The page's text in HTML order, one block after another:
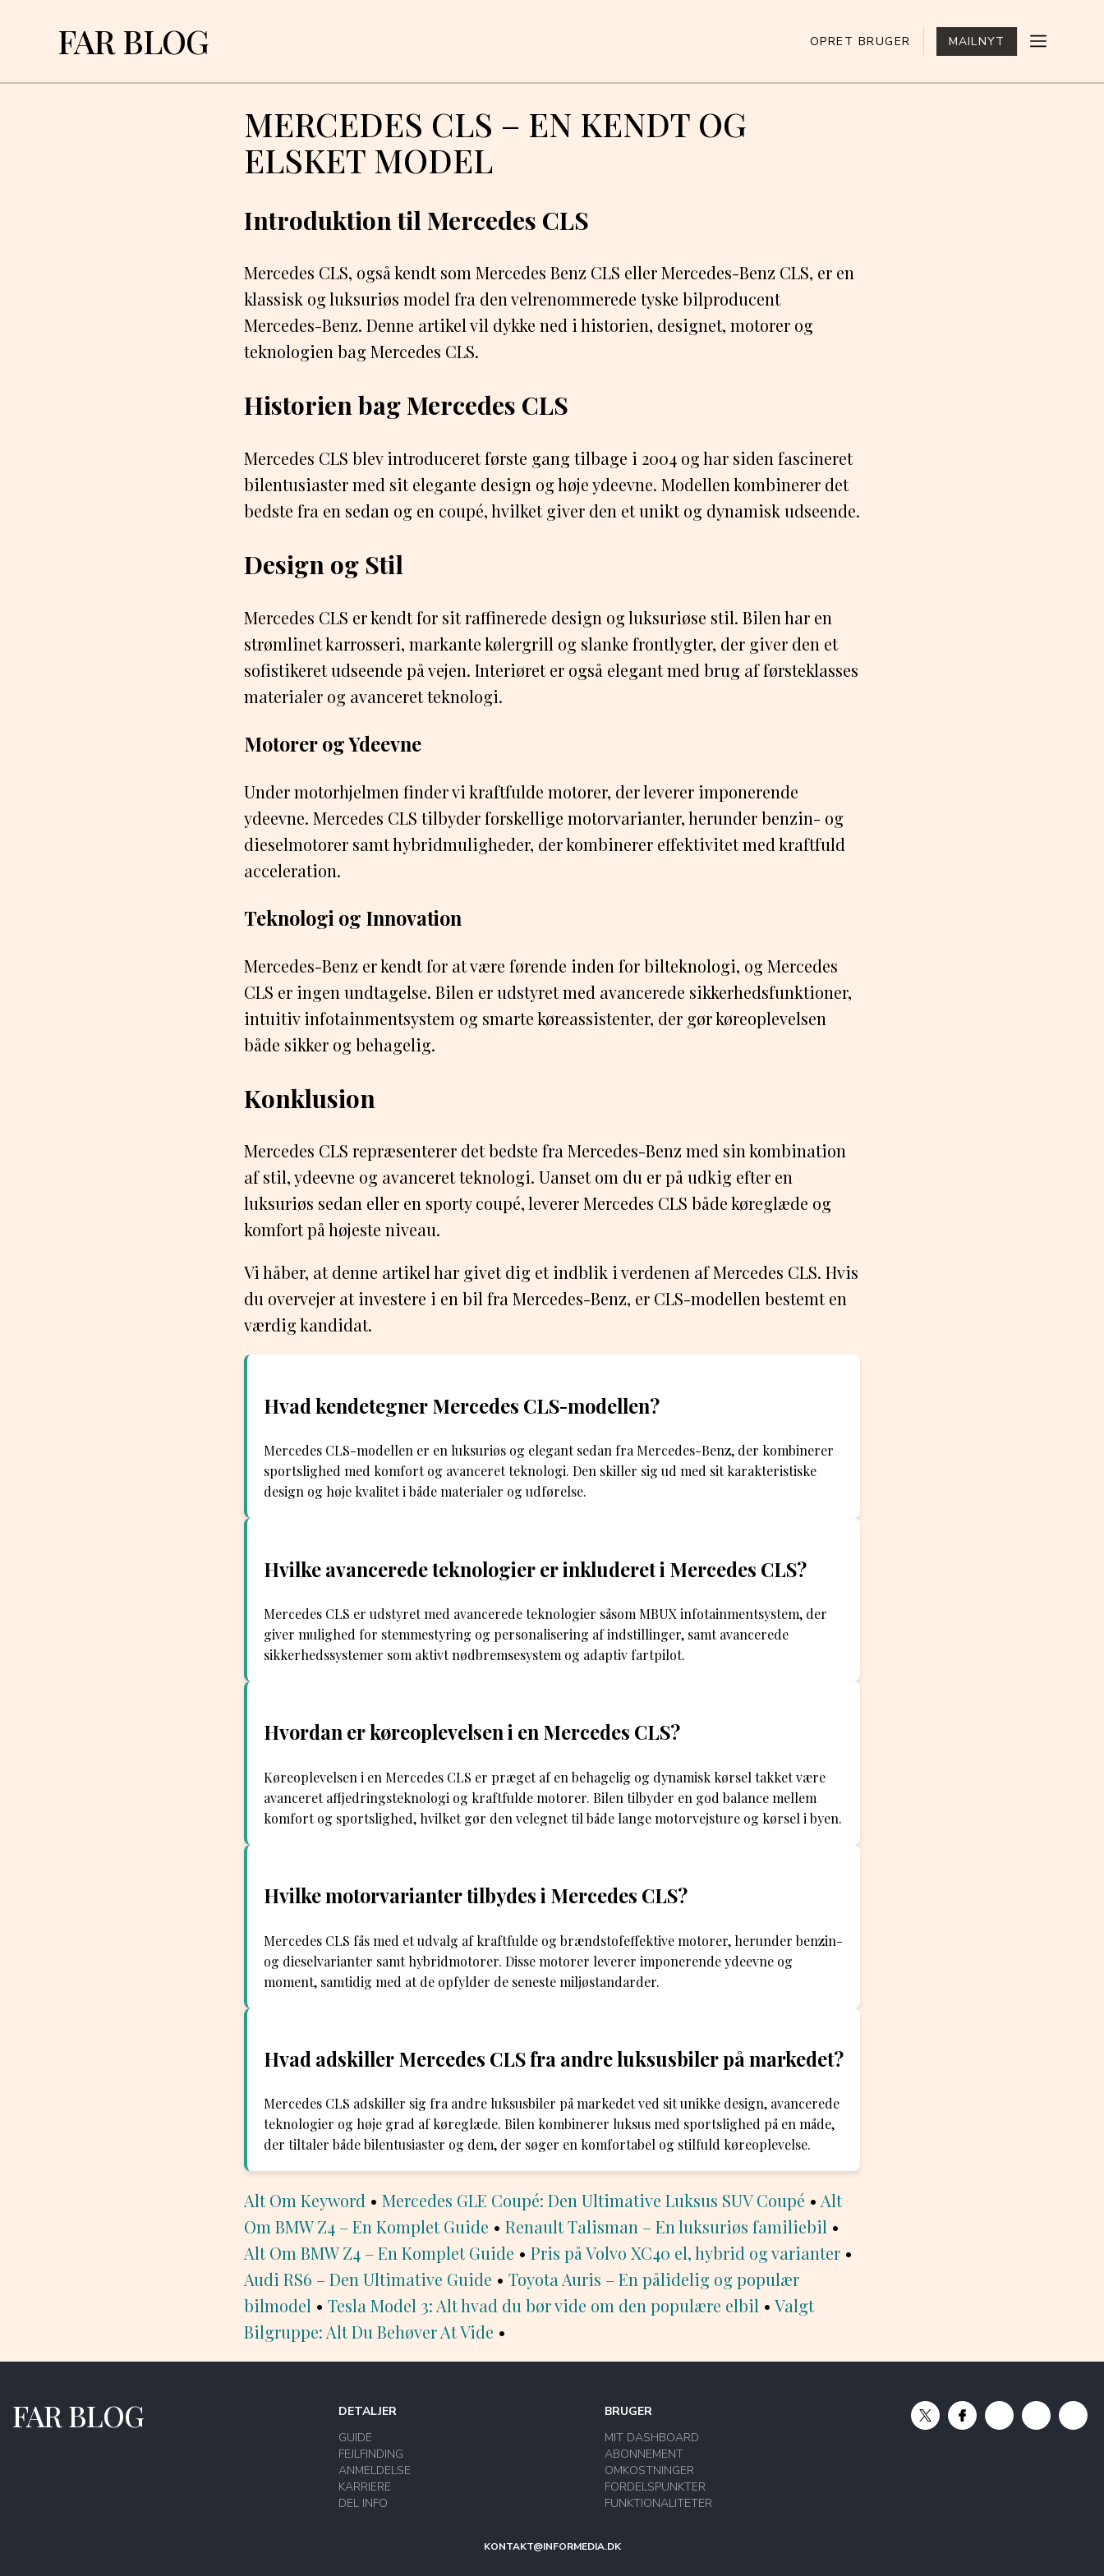
FAR BLOG OPRET BRUGER MAILNYT
MERCEDES CLS – EN KENDT OG
ELSKET MODEL
Introduktion til Mercedes CLS
Mercedes CLS, også kendt som Mercedes Benz CLS eller Mercedes-Benz CLS, er en
klassisk og luksuriøs model fra den velrenommerede tyske bilproducent
Mercedes-Benz. Denne artikel vil dykke ned i historien, designet, motorer og
teknologien bag Mercedes CLS.
Historien bag Mercedes CLS
Mercedes CLS blev introduceret første gang tilbage i 2004 og har siden fascineret
bilentusiaster med sit elegante design og høje ydeevne. Modellen kombinerer det
bedste fra en sedan og en coupé, hvilket giver den et unikt og dynamisk udseende.
Design og Stil
Mercedes CLS er kendt for sit raffinerede design og luksuriøse stil. Bilen har en
strømlinet karrosseri, markante kølergrill og slanke frontlygter, der giver den et
sofistikeret udseende på vejen. Interiøret er også elegant med brug af førsteklasses
materialer og avanceret teknologi.
Motorer og Ydeevne
Under motorhjelmen finder vi kraftfulde motorer, der leverer imponerende
ydeevne. Mercedes CLS tilbyder forskellige motorvarianter, herunder benzin- og
dieselmotorer samt hybridmuligheder, der kombinerer effektivitet med kraftfuld
acceleration.
Teknologi og Innovation
Mercedes-Benz er kendt for at være førende inden for bilteknologi, og Mercedes
CLS er ingen undtagelse. Bilen er udstyret med avancerede sikkerhedsfunktioner,
intuitiv infotainmentsystem og smarte køreassistenter, der gør køreoplevelsen
både sikker og behagelig.
Konklusion
Mercedes CLS repræsenterer det bedste fra Mercedes-Benz med sin kombination
af stil, ydeevne og avanceret teknologi. Uanset om du er på udkig efter en
luksuriøs sedan eller en sporty coupé, leverer Mercedes CLS både køreglæde og
komfort på højeste niveau.
Vi håber, at denne artikel har givet dig et indblik i verdenen af Mercedes CLS. Hvis
du overvejer at investere i en bil fra Mercedes-Benz, er CLS-modellen bestemt en
værdig kandidat.
Hvad kendetegner Mercedes CLS-modellen?
Mercedes CLS-modellen er en luksuriøs og elegant sedan fra Mercedes-Benz, der kombinerer
sportslighed med komfort og avanceret teknologi. Den skiller sig ud med sit karakteristiske
design og høje kvalitet i både materialer og udførelse.
Hvilke avancerede teknologier er inkluderet i Mercedes CLS?
Mercedes CLS er udstyret med avancerede teknologier såsom MBUX infotainmentsystem, der
giver mulighed for stemmestyring og personalisering af indstillinger, samt avancerede
sikkerhedssystemer som aktivt nødbremsesystem og adaptiv fartpilot.
Hvordan er køreoplevelsen i en Mercedes CLS?
Køreoplevelsen i en Mercedes CLS er præget af en behagelig og dynamisk kørsel takket være
avanceret affjedringsteknologi og kraftfulde motorer. Bilen tilbyder en god balance mellem
komfort og sportslighed, hvilket gør den velegnet til både lange motorvejsture og kørsel i byen.
Hvilke motorvarianter tilbydes i Mercedes CLS?
Mercedes CLS fås med et udvalg af kraftfulde og brændstofeffektive motorer, herunder benzin-
og dieselvarianter samt hybridmotorer. Disse motorer leverer imponerende ydeevne og
moment, samtidig med at de opfylder de seneste miljøstandarder.
Hvad adskiller Mercedes CLS fra andre luksusbiler på markedet?
Mercedes CLS adskiller sig fra andre luksusbiler på markedet ved sit unikke design, avancerede
teknologier og høje grad af køreglæde. Bilen kombinerer luksus med sportslighed på en måde,
der tiltaler både bilentusiaster og dem, der søger en komfortabel og stilfuld køreoplevelse.
Alt Om Keyword • Mercedes GLE Coupé: Den Ultimative Luksus SUV Coupé • Alt
Om BMW Z4 – En Komplet Guide • Renault Talisman – En luksuriøs familiebil •
Alt Om BMW Z4 – En Komplet Guide • Pris på Volvo XC40 el, hybrid og varianter •
Audi RS6 – Den Ultimative Guide • Toyota Auris – En pålidelig og populær
bilmodel • Tesla Model 3: Alt hvad du bør vide om den populære elbil • Valgt
Bilgruppe: Alt Du Behøver At Vide •
FAR BLOG
DETALJER
GUIDE
FEJLFINDING
ANMELDELSE
KARRIERE
DEL INFO
BRUGER
MIT DASHBOARD
ABONNEMENT
OMKOSTNINGER
FORDELSPUNKTER
FUNKTIONALITETER
KONTAKT@INFORMEDIA.DK